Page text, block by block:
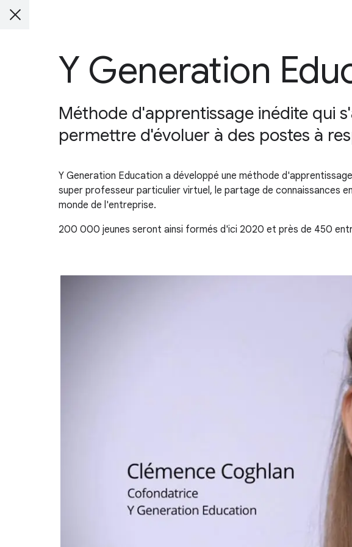
Y Generation
Méthode d'apprentissage inédite qui
permettre d'évoluer à des postes à
Y Generation Education a développé une méthode
super professeur particulier virtuel, le partage de connaissances
monde de l'entreprise.
200 000 jeunes seront ainsi formés d'ici 2020 et près de 450